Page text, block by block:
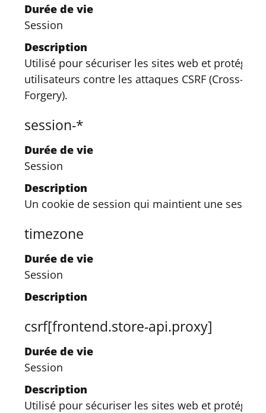
Durée de vie
Session
Description
Utilisé pour sécuriser les sites web et protéger
utilisateurs contre les attaques CSRF (Cross-
Forgery).
session-*
Durée de vie
Session
Description
Un cookie de session qui maintient une session.
timezone
Durée de vie
Session
Description
csrf[frontend.store-api.proxy]
Durée de vie
Session
Description
Utilisé pour sécuriser les sites web et protéger